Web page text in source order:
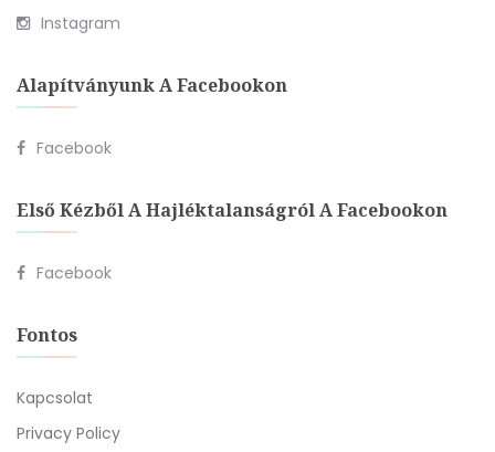
Instagram
Alapítványunk A Facebookon
Facebook
Első Kézből A Hajléktalanságról A Facebookon
Facebook
Fontos
Kapcsolat
Privacy Policy